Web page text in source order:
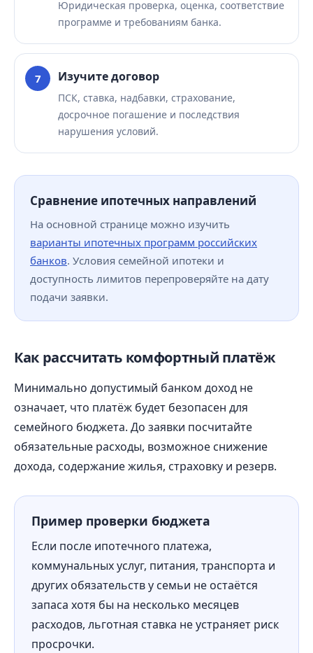
Юридическая проверка, оценка, соответствие
программе и требованиям банка.
Изучите договор
ПСК, ставка, надбавки, страхование,
досрочное погашение и последствия
нарушения условий.
Сравнение ипотечных направлений
На основной странице можно изучить
варианты ипотечных программ российских
банков. Условия семейной ипотеки и
доступность лимитов перепроверяйте на дату
подачи заявки.
Как рассчитать комфортный платёж
Минимально допустимый банком доход не
означает, что платёж будет безопасен для
семейного бюджета. До заявки посчитайте
обязательные расходы, возможное снижение
дохода, содержание жилья, страховку и резерв.
Пример проверки бюджета
Если после ипотечного платежа,
коммунальных услуг, питания, транспорта и
других обязательств у семьи не остаётся
запаса хотя бы на несколько месяцев
расходов, льготная ставка не устраняет риск
просрочки.